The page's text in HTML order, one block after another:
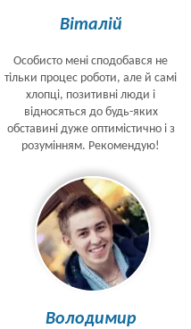
Віталій
Особисто мені сподобався не
тільки процес роботи, але й самі
хлопці, позитивні люди і
відносяться до будь-яких
обставині дуже оптимістично і з
розумінням. Рекомендую!
Володимир